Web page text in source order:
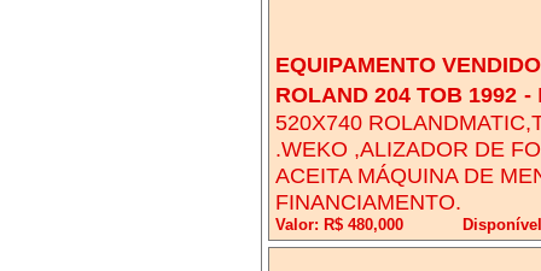
EQUIPAMENTO
ROLAND 204 TOB 1992 -
520X740
.WEKO ,ALIZADOR DE
ACEITA MÁQUINA DE
FINANCIAMENTO.
Valor: R$ 480,000